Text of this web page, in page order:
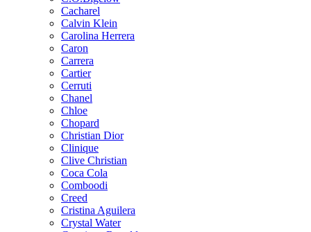
Cacharel
Calvin Klein
Carolina Herrera
Caron
Carrera
Cartier
Cerruti
Chanel
Chloe
Chopard
Christian Dior
Clinique
Clive Christian
Coca Cola
Comboodi
Creed
Cristina Aguilera
Crystal Water